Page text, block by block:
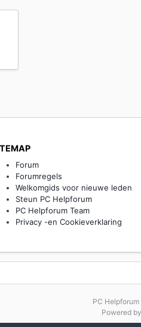
Forum
Forumregels
Welkomgids voor nieuwe leden
Steun PC Helpforum
PC Helpforum Team
Privacy -en Cookieverklaring
PC
Powered